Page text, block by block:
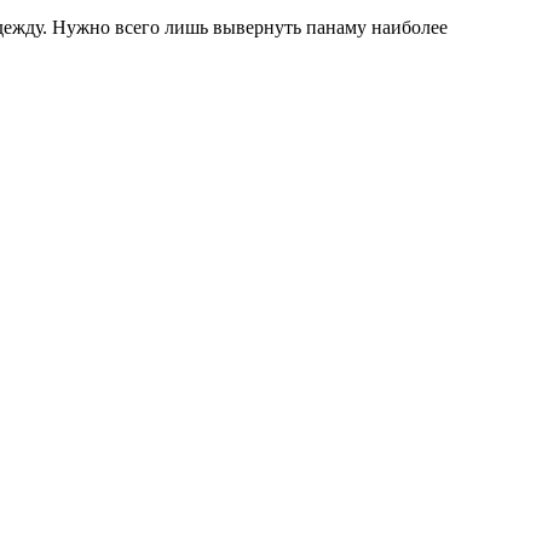
Нужно всего лишь вывернуть панаму наиболее